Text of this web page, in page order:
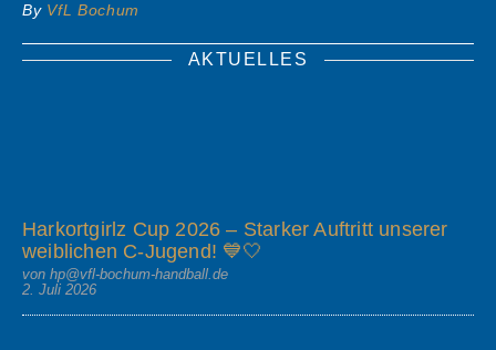
By VfL Bochum
AKTUELLES
Harkortgirlz Cup 2026 – Starker Auftritt unserer
weiblichen C-Jugend! 💙🤍
von hp@vfl-bochum-handball.de
2. Juli 2026